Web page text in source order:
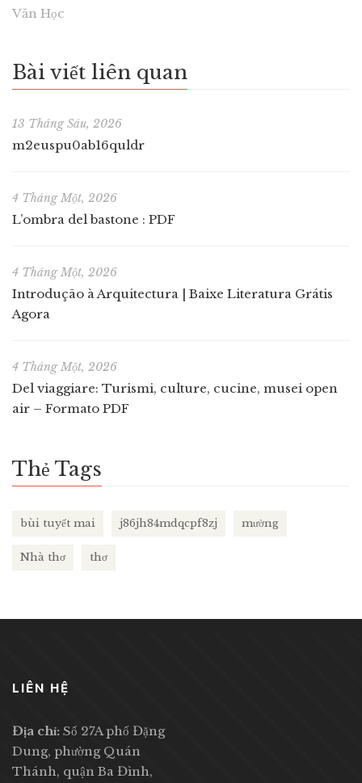
Văn Học
Bài viết liên quan
13 Tháng Sáu, 2026
m2euspu0ab16quldr
4 Tháng Một, 2026
L’ombra del bastone : PDF
4 Tháng Một, 2026
Introdução à Arquitectura | Baixe Literatura Grátis
Agora
4 Tháng Một, 2026
Del viaggiare: Turismi, culture, cucine, musei open
air – Formato PDF
Thẻ Tags
bùi tuyết mai j86jh84mdqcpf8zj mường
Nhà thơ thơ
LIÊN HỆ
Địa chỉ: Số 27A phố Đặng
Dung, phường Quán
Thánh, quận Ba Đình,